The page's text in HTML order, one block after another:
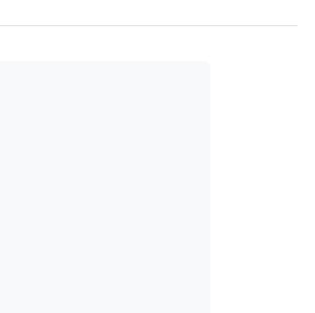
o qual não podem ser